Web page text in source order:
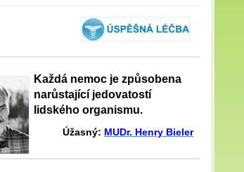
Každá nemoc je způsobena
narůstající jedovatostí
lidského organismu.
Úžasný: MUDr. Henry Bieler